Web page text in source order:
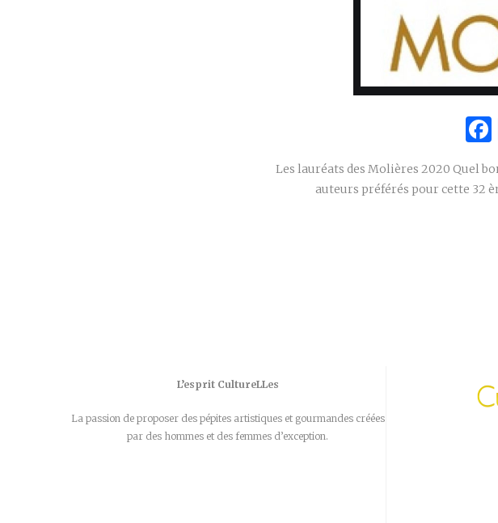
Les lauréats des Molières 2020 Quel
auteurs préférés pour cette 32
L’esprit CultureLLes
La passion de proposer des pépites artistiques et gourmandes créées
par des hommes et des femmes d’exception.